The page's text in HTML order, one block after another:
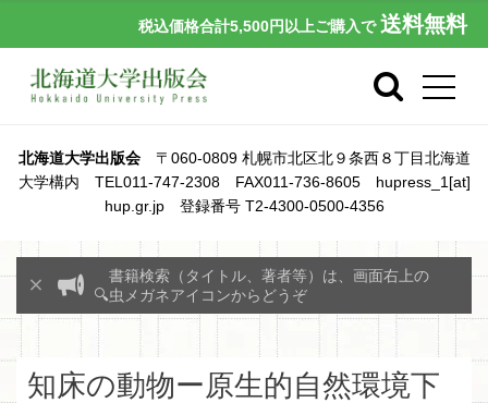
税込価格合計5,500円以上ご購入で 送料無料
北海道大学出版会〒060-0809 札幌市北区北９条西８丁目北海道
大学構内 TEL011-747-2308 FAX011-736-8605 hupress_1[at]
hup.gr.jp 登録番号 T2-4300-0500-4356
書籍検索（タイトル、著者等）は、画面右上の
🔍虫メガネアイコンからどうぞ
知床の動物ー原生的自然環境下